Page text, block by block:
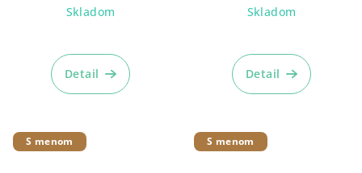
Skladom
Detail
Skladom
hodnotenie
produktu
Detail
S menom S menom